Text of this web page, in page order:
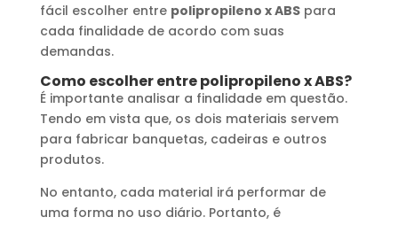
fácil escolher entre polipropileno x ABSpara
cada finalidade de acordo com suas
demandas.
Como escolher entre polipropileno x ABS?
É importante analisar a finalidade em questão.
Tendo em vista que, os dois materiais servem
para fabricar banquetas, cadeiras e outros
produtos.
No entanto, cada material irá performar de
uma forma no uso diário. Portanto, é